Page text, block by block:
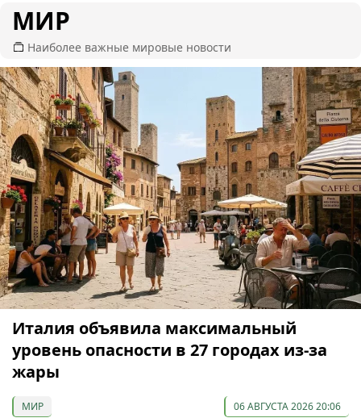
МИР
Наиболее важные мировые новости
Италия объявила максимальный
уровень опасности в 27 городах из-за
жары
МИР 06 АВГУСТА 2026 20:06